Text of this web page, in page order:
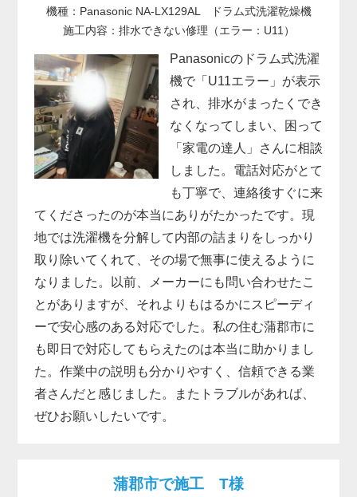
機種：Panasonic NA-LX129AL ドラム式洗濯乾燥機
施工内容：排水できない修理（エラー：U11）
Panasonicのドラム式洗濯
機で「U11エラー」が表示
され、排水がまったくでき
なくなってしまい、困って
「家電の達人」さんに相談
しました。電話対応がとて
も丁寧で、連絡後すぐに来
てくださったのが本当にありがたかったです。現
地では洗濯機を分解して内部の詰まりをしっかり
取り除いてくれて、その場で無事に使えるように
なりました。以前、メーカーにも問い合わせたこ
とがありますが、それよりもはるかにスピーディ
ーで安心感のある対応でした。私の住む蒲郡市に
も即日で対応してもらえたのは本当に助かりまし
た。作業中の説明も分かりやすく、信頼できる業
者さんだと感じました。またトラブルがあれば、
ぜひお願いしたいです。
蒲郡市で施工 T様